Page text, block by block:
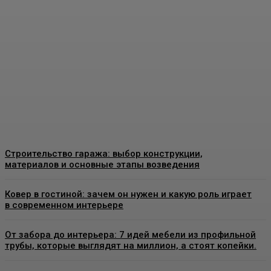
Строительство гаража: выбор конструкции,
материалов и основные этапы возведения
Ковер в гостиной: зачем он нужен и какую роль играет
в современном интерьере
От забора до интерьера: 7 идей мебели из профильной
трубы, которые выглядят на миллион, а стоят копейки.